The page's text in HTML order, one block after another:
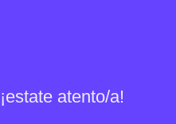
atento/a!